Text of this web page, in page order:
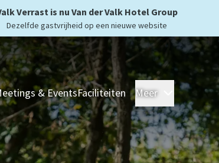
Verrast is nu Van der Valk Hotel Group
Dezelfde gastvrijheid op een nieuwe website
& EventsFaciliteiten Meer Hotels